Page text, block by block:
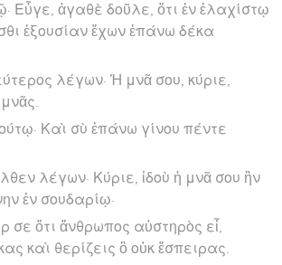
Εὖγε, ἀγαθὲ δοῦλε, ὅτι ἐν ἐλαχίστῳ
ἐξουσίαν ἔχων ἐπάνω δέκα
λέγων· Ἡ μνᾶ σου, κύριε,
Καὶ σὺ ἐπάνω γίνου πέντε
λέγων· Κύριε, ἰδοὺ ἡ μνᾶ σου ἣν
ἐν σουδαρίῳ·
σε ὅτι ἄνθρωπος αὐστηρὸς εἶ,
καὶ θερίζεις ὃ οὐκ ἔσπειρας.